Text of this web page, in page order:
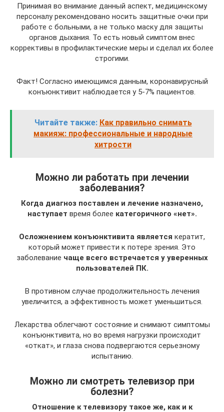
Принимая во внимание данный аспект, медицинскому
персоналу рекомендовано носить защитные очки при
работе с больными, а не только маску для защиты
органов дыхания. То есть новый симптом внес
коррективы в профилактические меры и сделал их более
строгими.
Факт! Согласно имеющимся данным, коронавирусный
конъюнктивит наблюдается у 5-7% пациентов.
Читайте также: Как правильно снимать
макияж: профессиональные и народные
хитрости
Можно ли работать при лечении
заболевания?
Когда диагноз поставлен и лечение назначено,
наступает время более категоричного «нет».
Осложнением конъюнктивита является кератит,
который может привести к потере зрения. Это
заболевание чаще всего встречается у уверенных
пользователей ПК.
В противном случае продолжительность лечения
увеличится, а эффективность может уменьшиться.
Лекарства облегчают состояние и снимают симптомы
конъюнктивита, но во время нагрузки происходит
«откат», и глаза снова подвергаются серьезному
испытанию.
Можно ли смотреть телевизор при
болезни?
Отношение к телевизору такое же, как и к